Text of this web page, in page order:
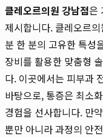
클레오르의원 강남점은
제시합니다. 클레오르
분 한 분의 고유한 특성
장비를 활용한 맞춤형
다. 이곳에서는 피부과
바탕으로, 통증은 최소
경험을 선사합니다. 만
뿐만 아니라 과정의 안